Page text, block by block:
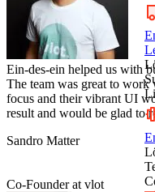
Ein-des-ein helped us with
The team was great to
focus and their vibrant UI
result and would be glad to
Sandro Matter
Co-Founder at vlot